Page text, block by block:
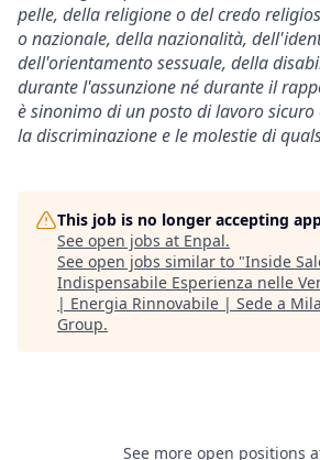
pelle, della religione o del credo
o nazionale, della nazionalità,
dell'orientamento sessuale, della
durante l'assunzione né durante il
è sinonimo di un posto di lavoro
la discriminazione e le molestie di
This job is no longer accepting
See open jobs at Enpal.
See open jobs similar to "Inside
Indispensabile Esperienza nelle
| Energia Rinnovabile | Sede a
Group.
See more open positions